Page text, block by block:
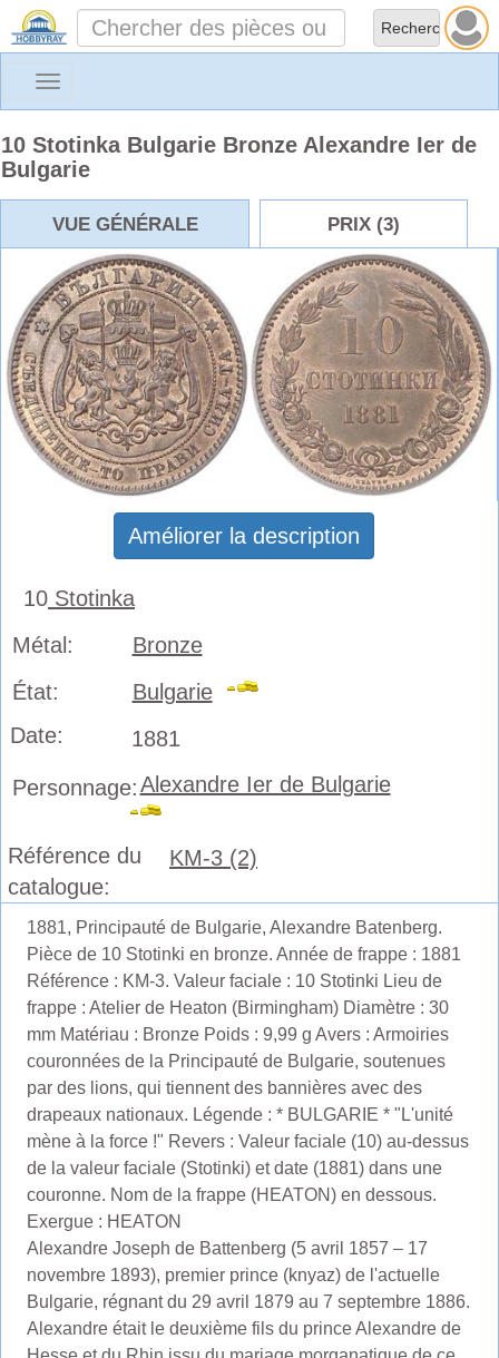
Toggle
10 Stotinka Bulgarie Bronze Alexandre Ier de
Bulgarie
VUE GÉNÉRALE PRIX (3)
Améliorer la description
10 Stotinka
Métal:
Bronze
État:
Bulgarie
Date:
1881
Personnage:Alexandre Ier de Bulgarie
Référence du
catalogue:
KM-3 (2)
1881, Principauté de Bulgarie, Alexandre Batenberg.
Pièce de 10 Stotinki en bronze. Année de frappe : 1881
Référence : KM-3. Valeur faciale : 10 Stotinki Lieu de
frappe : Atelier de Heaton (Birmingham) Diamètre : 30
mm Matériau : Bronze Poids : 9,99 g Avers : Armoiries
couronnées de la Principauté de Bulgarie, soutenues
par des lions, qui tiennent des bannières avec des
drapeaux nationaux. Légende : * BULGARIE * "L'unité
mène à la force !" Revers : Valeur faciale (10) au-dessus
de la valeur faciale (Stotinki) et date (1881) dans une
couronne. Nom de la frappe (HEATON) en dessous.
Exergue : HEATON
Alexandre Joseph de Battenberg (5 avril 1857 – 17
novembre 1893), premier prince (knyaz) de l'actuelle
Bulgarie, régnant du 29 avril 1879 au 7 septembre 1886.
Alexandre était le deuxième fils du prince Alexandre de